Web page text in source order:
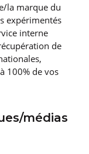
la marque du
expérimentés
interne
de
100% de vos
médias